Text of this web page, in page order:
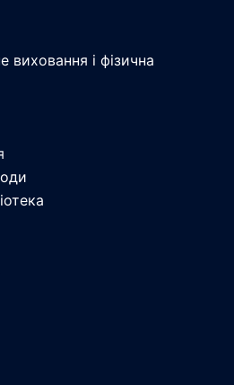
виховання і фізична